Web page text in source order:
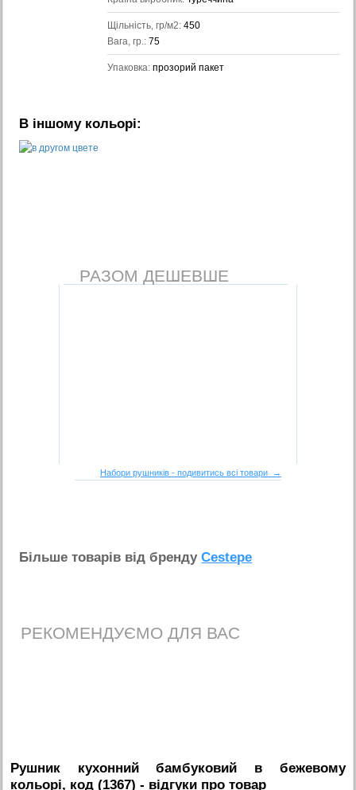
Щільність, гр/м2: 450
Вага, гр.: 75
Упаковка: прозорий пакет
В іншому кольорі:
РАЗОМ ДЕШЕВШЕ
Набори рушників - подивитись всі товари →
Бiльше товарiв вiд брендуCestepe
РЕКОМЕНДУЄМО ДЛЯ ВАС
Рушник кухонний бамбуковий в бежевому
кольорі, код (1367) - вiдгуки про товар